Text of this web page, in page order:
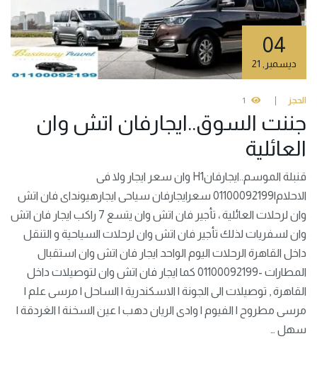
04
ديسمبر
الحجز 1
جننت السوق..ايجارفان اتش وان
العائلية
قنبلة الموسم..ايجارفانH1 وان سعر ايجار ولا فى
الاحلام|01100092199 سعرايجارفان سياحى ايجارهيونداى فان اتش
وان لرحلات العائلية ، تأجير فان اتش وان يتسع 7 راكب ايجار فان اتش
وان لسفريات لذلك تأجير فان اتش وان لرحلات السياحية و التنقل
داخل القاهرة الرحلات اليوم الواحد ايجار فان اتش وان استقبال
المطارات -01100092199 كما ايجار فان اتش وان لتوصيلات داخل
القاهرة , توصيلات الى الجونة | الاسكندرية | الساحل | مرسى علم |
مرسى مطروح | الفيوم | وادى الريان دهب | عين السخنة | الغردقة |
سهل …